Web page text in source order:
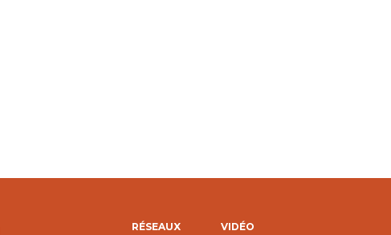
RÉSEAUX VIDÉO